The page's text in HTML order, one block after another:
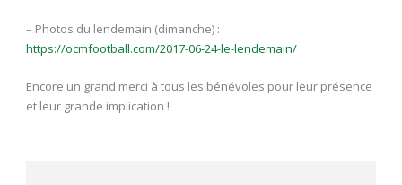
– Photos du lendemain (dimanche) :
https://ocmfootball.com/2017-06-24-le-lendemain/
Encore un grand merci à tous les bénévoles pour leur présence
et leur grande implication !